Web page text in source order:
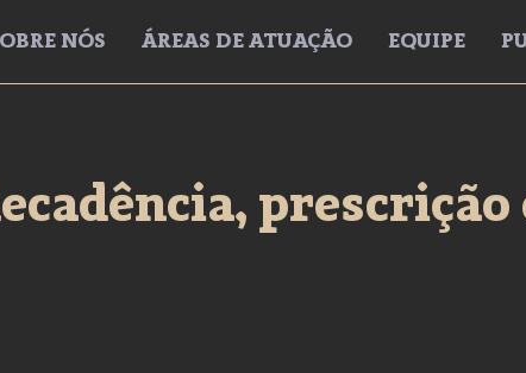
NÓS ÁREAS DE ATUAÇÃO EQUIPE
prescrição